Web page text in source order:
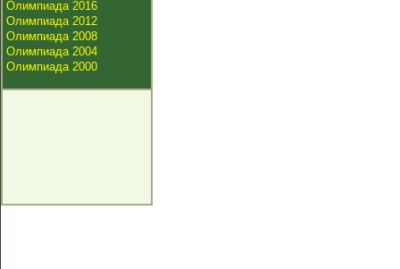
Олимпиада 2016
Олимпиада 2012
Олимпиада 2008
Олимпиада 2004
Олимпиада 2000